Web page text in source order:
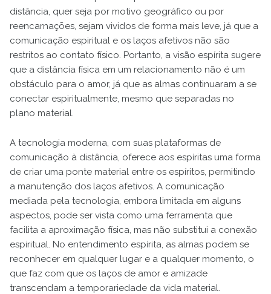
distância, quer seja por motivo geográfico ou por
reencarnações, sejam vividos de forma mais leve, já que a
comunicação espiritual e os laços afetivos não são
restritos ao contato físico. Portanto, a visão espírita sugere
que a distância física em um relacionamento não é um
obstáculo para o amor, já que as almas continuaram a se
conectar espiritualmente, mesmo que separadas no
plano material.
A tecnologia moderna, com suas plataformas de
comunicação à distância, oferece aos espíritas uma forma
de criar uma ponte material entre os espíritos, permitindo
a manutenção dos laços afetivos. A comunicação
mediada pela tecnologia, embora limitada em alguns
aspectos, pode ser vista como uma ferramenta que
facilita a aproximação física, mas não substitui a conexão
espiritual. No entendimento espírita, as almas podem se
reconhecer em qualquer lugar e a qualquer momento, o
que faz com que os laços de amor e amizade
transcendam a temporariedade da vida material.